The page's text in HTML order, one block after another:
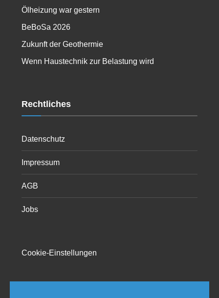
Ölheizung war gestern
BeBoSa 2026
Zukunft der Geothermie
Wenn Haustechnik zur Belastung wird
Rechtliches
Datenschutz
Impressum
AGB
Jobs
Cookie-Einstellungen